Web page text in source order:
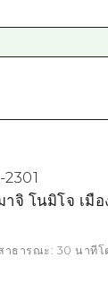
2301
าจิ โนมิโจ เมื
ธารณะ: 30 นาทีโ